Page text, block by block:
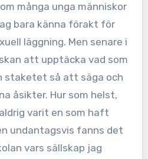
många unga människor
bara känna förakt för
läggning. Men senare i
att upptäcka vad som
staketet så att säga och
åsikter. Hur som helst,
varit en som haft
undantagsvis fanns det
vars sällskap jag